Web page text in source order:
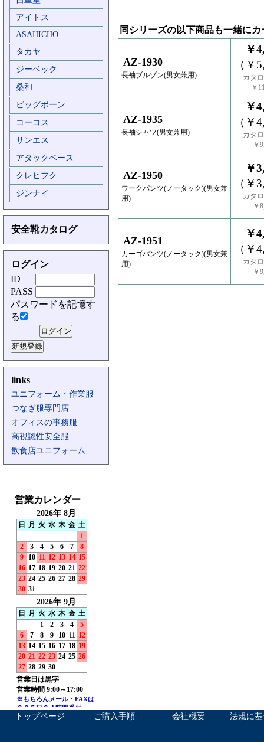
アイトス
ASAHICHO
タカヤ
ジーベック
桑和
ビッグボーン
コーコス
サンエス
アタックベース
クレヒフク
ジンナイ
安全靴カタログ
ログイン
ID
PASS
パスワードを記憶す
る
links
ユニフォーム・作業服
つなぎ服専門店
オフィスの事務服
高視認性安全服
飲食店ユニフォーム
同シリーズの以下商品も一緒に
AZ-1930
長袖ブルゾン(男女兼用)
￥
（￥
カタ
￥
AZ-1935
長袖シャツ(男女兼用)
￥
（￥
カタ
￥
AZ-1950
ワークパンツ(ノータック)(男女兼
用)
￥
（￥
カタ
￥
AZ-1951
カーゴパンツ(ノータック)(男女兼
用)
￥
（￥
カタ
￥
トップページ ご購入手順 会社概要 法規に